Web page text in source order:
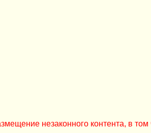
незаконного контента, в том